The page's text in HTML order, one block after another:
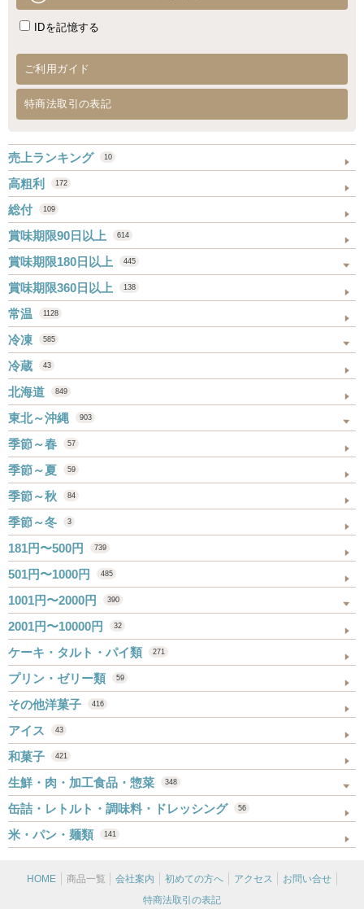
IDを記憶する
ご利用ガイド
特商法取引の表記
売上ランキング 10
高粗利 172
総付 109
賞味期限90日以上 614
賞味期限180日以上 445
賞味期限360日以上 138
常温 1128
冷凍 585
冷蔵 43
北海道 849
東北～沖縄 903
季節～春 57
季節～夏 59
季節～秋 84
季節～冬 3
181円〜500円 739
501円〜1000円 485
1001円〜2000円 390
2001円〜10000円 32
ケーキ・タルト・パイ類 271
プリン・ゼリー類 59
その他洋菓子 416
アイス 43
和菓子 421
生鮮・肉・加工食品・惣菜 348
缶詰・レトルト・調味料・ドレッシング 56
米・パン・麺類 141
HOME 商品一覧 会社案内 初めての方へ アクセス
お問い合せ
特商法取引の表記